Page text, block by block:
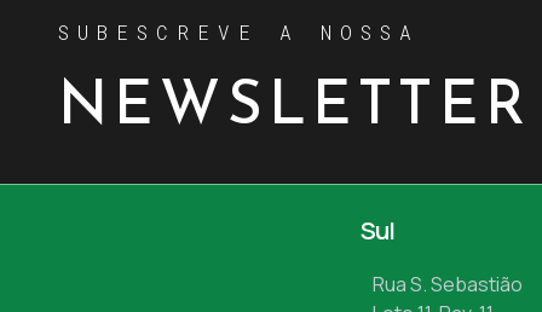
SUBESCREVE A NOSSA
NEWSLETTER
Sul
Rua S. Sebastião